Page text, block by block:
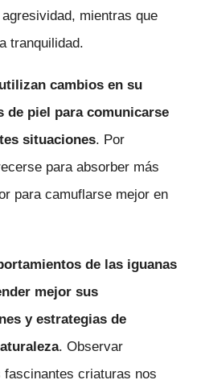
mientras que
tranquilidad.
cambios en su
de piel para comunicarse
situaciones. Por
para absorber más
para camuflarse mejor en
de las iguanas
mejor sus
y estrategias de
. Observar
fascinantes criaturas nos